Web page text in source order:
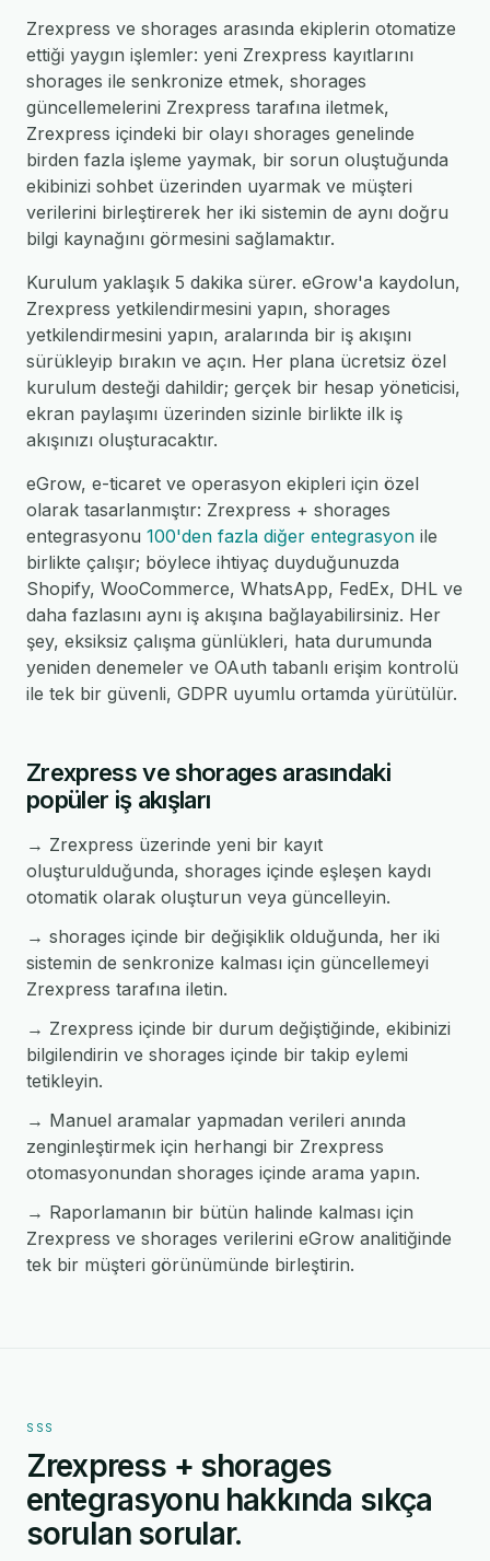
Zrexpress ve shorages arasında ekiplerin otomatize
ettiği yaygın işlemler: yeni Zrexpress kayıtlarını
shorages ile senkronize etmek, shorages
güncellemelerini Zrexpress tarafına iletmek,
Zrexpress içindeki bir olayı shorages genelinde
birden fazla işleme yaymak, bir sorun oluştuğunda
ekibinizi sohbet üzerinden uyarmak ve müşteri
verilerini birleştirerek her iki sistemin de aynı doğru
bilgi kaynağını görmesini sağlamaktır.
Kurulum yaklaşık 5 dakika sürer. eGrow'a kaydolun,
Zrexpress yetkilendirmesini yapın, shorages
yetkilendirmesini yapın, aralarında bir iş akışını
sürükleyip bırakın ve açın. Her plana ücretsiz özel
kurulum desteği dahildir; gerçek bir hesap yöneticisi,
ekran paylaşımı üzerinden sizinle birlikte ilk iş
akışınızı oluşturacaktır.
eGrow, e-ticaret ve operasyon ekipleri için özel
olarak tasarlanmıştır: Zrexpress + shorages
entegrasyonu 100'den fazla diğer entegrasyon ile
birlikte çalışır; böylece ihtiyaç duyduğunuzda
Shopify, WooCommerce, WhatsApp, FedEx, DHL ve
daha fazlasını aynı iş akışına bağlayabilirsiniz. Her
şey, eksiksiz çalışma günlükleri, hata durumunda
yeniden denemeler ve OAuth tabanlı erişim kontrolü
ile tek bir güvenli, GDPR uyumlu ortamda yürütülür.
Zrexpress ve shorages arasındaki
popüler iş akışları
→ Zrexpress üzerinde yeni bir kayıt
oluşturulduğunda, shorages içinde eşleşen kaydı
otomatik olarak oluşturun veya güncelleyin.
→ shorages içinde bir değişiklik olduğunda, her iki
sistemin de senkronize kalması için güncellemeyi
Zrexpress tarafına iletin.
→ Zrexpress içinde bir durum değiştiğinde, ekibinizi
bilgilendirin ve shorages içinde bir takip eylemi
tetikleyin.
→ Manuel aramalar yapmadan verileri anında
zenginleştirmek için herhangi bir Zrexpress
otomasyonundan shorages içinde arama yapın.
→ Raporlamanın bir bütün halinde kalması için
Zrexpress ve shorages verilerini eGrow analitiğinde
tek bir müşteri görünümünde birleştirin.
SSS
Zrexpress + shorages
entegrasyonu hakkında sıkça
sorulan sorular.